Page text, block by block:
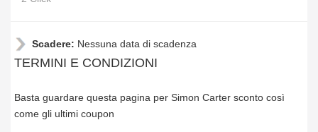
Scadere: Nessuna data di scadenza
TERMINI E CONDIZIONI
Basta guardare questa pagina per Simon Carter sconto così
come gli ultimi coupon